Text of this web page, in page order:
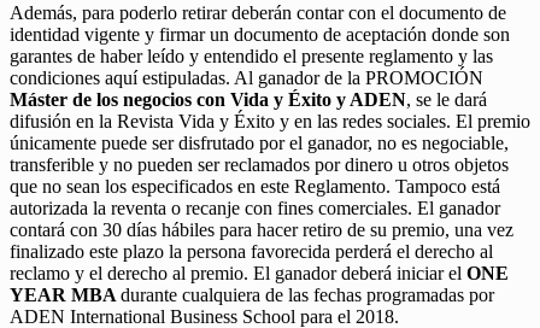
Además, para poderlo retirar deberán contar con el documento de
identidad vigente y firmar un documento de aceptación donde son
garantes de haber leído y entendido el presente reglamento y las
condiciones aquí estipuladas. Al ganador de la PROMOCIÓN
Máster de los negocios con Vida y Éxito y ADEN, se le dará
difusión en la Revista Vida y Éxito y en las redes sociales. El premio
únicamente puede ser disfrutado por el ganador, no es negociable,
transferible y no pueden ser reclamados por dinero u otros objetos
que no sean los especificados en este Reglamento. Tampoco está
autorizada la reventa o recanje con fines comerciales. El ganador
contará con 30 días hábiles para hacer retiro de su premio, una vez
finalizado este plazo la persona favorecida perderá el derecho al
reclamo y el derecho al premio. El ganador deberá iniciar el ONE
YEAR MBA durante cualquiera de las fechas programadas por
ADEN International Business School para el 2018.